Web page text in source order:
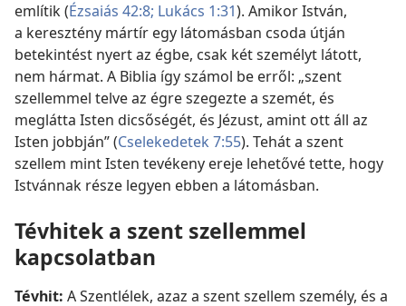
említik (Ézsaiás 42:8; Lukács 1:31). Amikor István,
a keresztény mártír egy látomásban csoda útján
betekintést nyert az égbe, csak két személyt látott,
nem hármat. A Biblia így számol be erről: „szent
szellemmel telve az égre szegezte a szemét, és
meglátta Isten dicsőségét, és Jézust, amint ott áll az
Isten jobbján” (Cselekedetek 7:55). Tehát a szent
szellem mint Isten tevékeny ereje lehetővé tette, hogy
Istvánnak része legyen ebben a látomásban.
Tévhitek a szent szellemmel
kapcsolatban
Tévhit: A Szentlélek, azaz a szent szellem személy, és a